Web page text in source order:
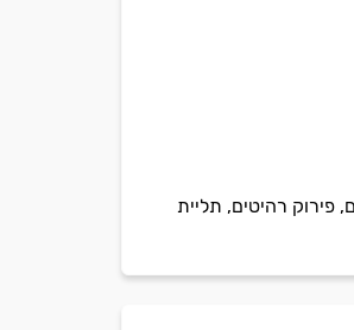
פירוק רהיטים, תליית